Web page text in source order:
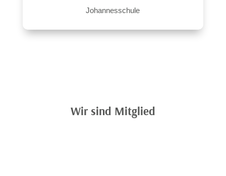
Johannesschule
Wir sind Mitglied